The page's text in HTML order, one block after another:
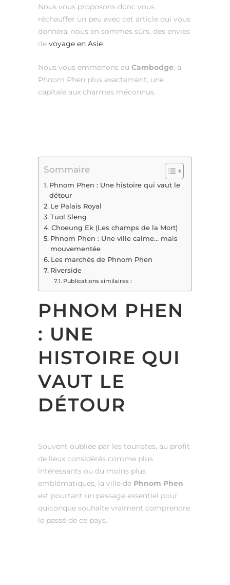
Nous vous proposons donc vous
réchauffer un peu avec cet article qui vous
donnera, nous en sommes sûrs, des envies
de voyage en Asie.
Nous vous emmenons au Cambodge, à
Phnom Phen plus exactement, une
capitale aux charmes méconnus.
Sommaire
Phnom Phen : Une histoire qui vaut le
détour
Le Palais Royal
Tuol Sleng
Choeung Ek (Les champs de la Mort)
Phnom Phen : Une ville calme… mais
mouvementée
Les marchés de Phnom Phen
Riverside
Publications similaires :
PHNOM PHEN
: UNE
HISTOIRE QUI
VAUT LE
DÉTOUR
Souvent oubliée par les touristes, au profit
de lieux considérés comme plus
intéressants ou du moins plus
emblématiques, la ville de Phnom Phen
est pourtant un passage essentiel pour
quiconque souhaite vraiment comprendre
le passé de ce pays.